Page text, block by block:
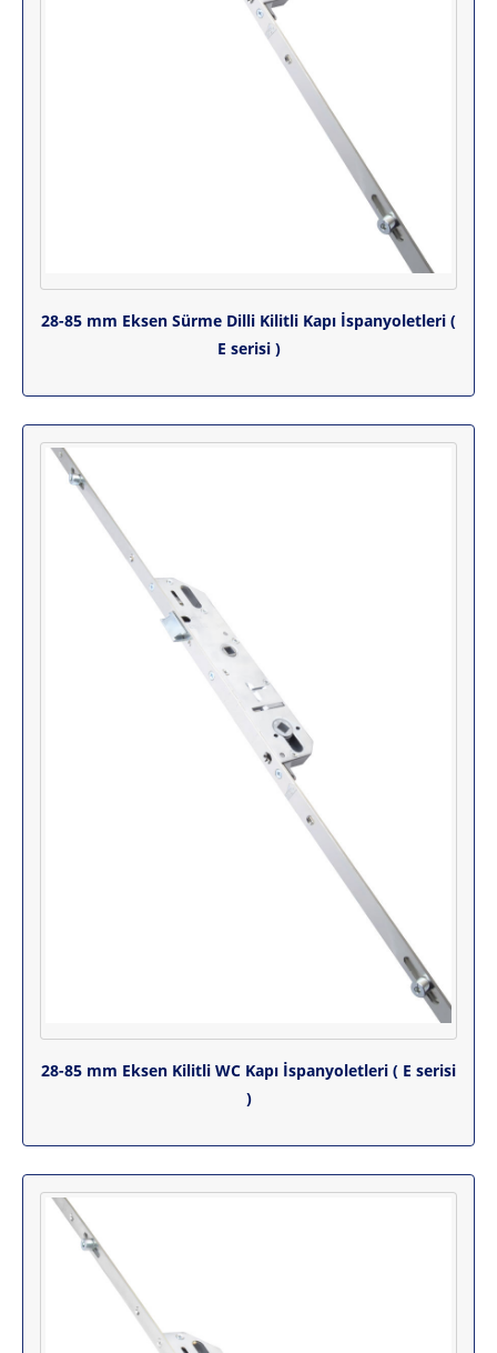
28-85 mm Eksen Sürme Dilli Kilitli Kapı İspanyoletleri (
E serisi )
28-85 mm Eksen Kilitli WC Kapı İspanyoletleri ( E serisi
)